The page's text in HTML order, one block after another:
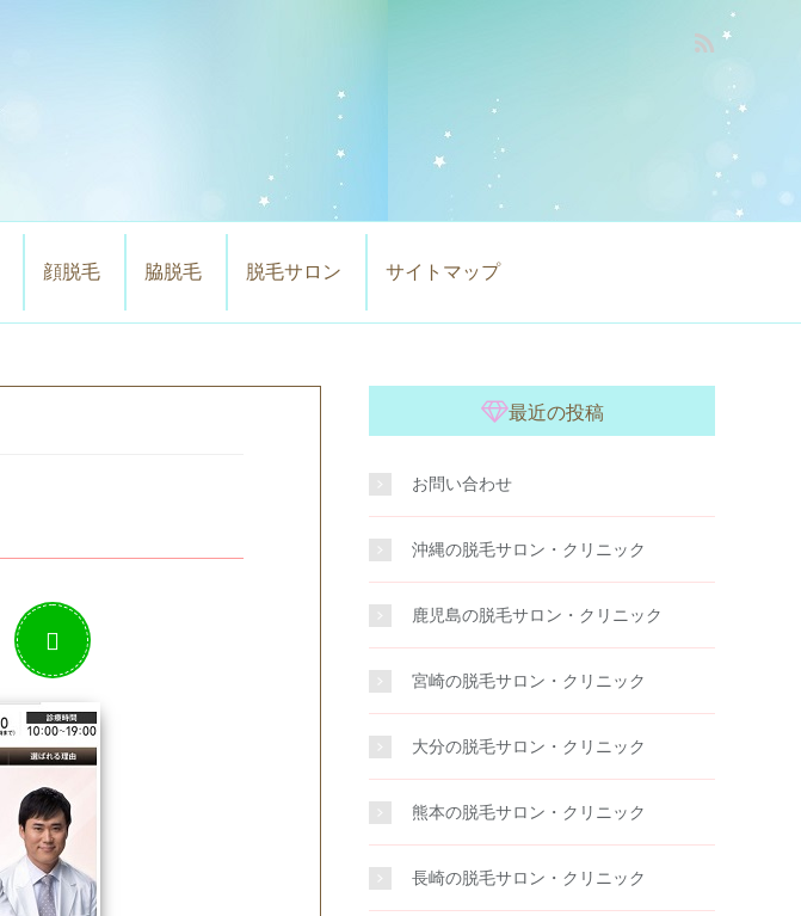
顔脱毛 脇脱毛 脱毛サロン サイトマップ
最近の投稿
お問い合わせ
沖縄の脱毛サロン・クリニック
鹿児島の脱毛サロン・クリニック
宮崎の脱毛サロン・クリニック
大分の脱毛サロン・クリニック
熊本の脱毛サロン・クリニック
長崎の脱毛サロン・クリニック